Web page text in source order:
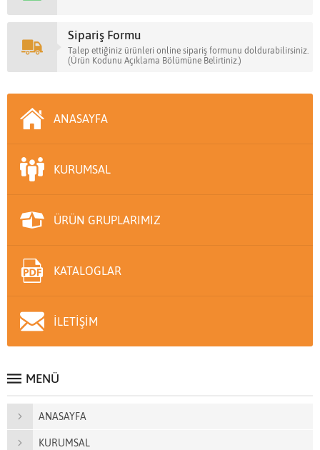
Sipariş Formu
Talep ettiğiniz ürünleri online sipariş formunu doldurabilirsiniz.
(Ürün Kodunu Açıklama Bölümüne Belirtiniz.)
ANASAYFA
KURUMSAL
ÜRÜN GRUPLARIMIZ
KATALOGLAR
İLETİŞİM
MENÜ
ANASAYFA
KURUMSAL